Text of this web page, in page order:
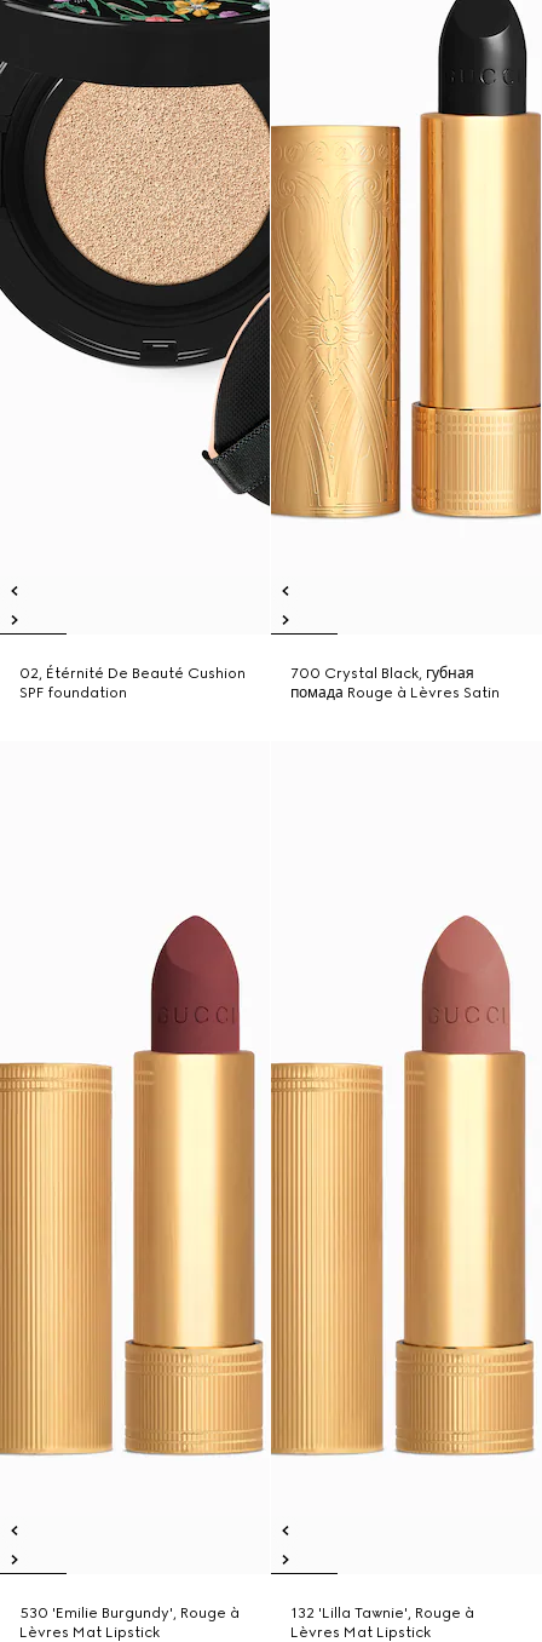
02, Étérnité De Beauté Cushion
SPF foundation
700 Crystal Black, губная
помада Rouge à Lèvres Satin
530 'Emilie Burgundy', Rouge à
Lèvres Mat Lipstick
132 'Lilla Tawnie', Rouge à
Lèvres Mat Lipstick